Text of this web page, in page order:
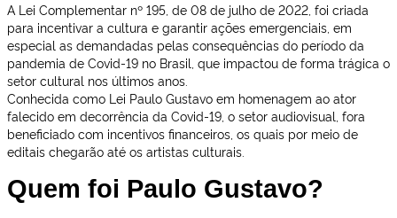
A Lei Complementar nº 195, de 08 de julho de 2022, foi criada
para incentivar a cultura e garantir ações emergenciais, em
especial as demandadas pelas consequências do período da
pandemia de Covid-19 no Brasil, que impactou de forma trágica o
setor cultural nos últimos anos.
Conhecida como Lei Paulo Gustavo em homenagem ao ator
falecido em decorrência da Covid-19, o setor audiovisual, fora
beneficiado com incentivos financeiros, os quais por meio de
editais chegarão até os artistas culturais.
Quem foi Paulo Gustavo?